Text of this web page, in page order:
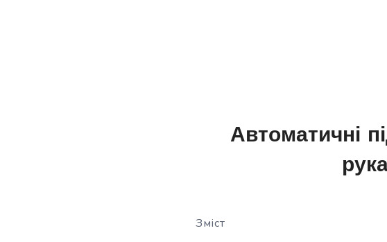
Автоматичні
Зміст